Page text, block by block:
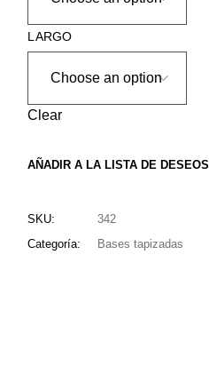
LARGO
Clear
AÑADIR A LA LISTA DE DESEOS
SKU:
342
Categoría:
Bases tapizadas